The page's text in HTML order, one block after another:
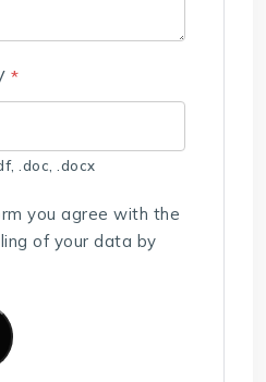
*
.doc, .docx
you agree with the
of your data by